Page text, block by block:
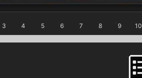
3 4 5 6 7 8 9 10